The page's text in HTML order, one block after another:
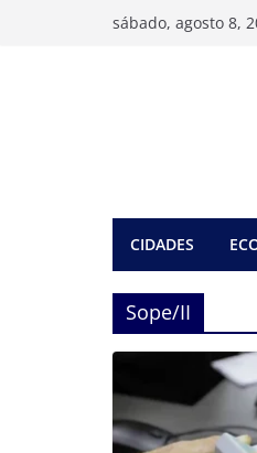
sábado, agosto 8,
CIDADES
Sope/II